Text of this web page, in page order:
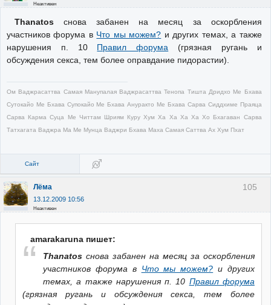
Неактивен
Thanatosснова забанен на месяц за оскорбления
участников форума в Что мы можем? и других темах, а также
нарушения п. 10 Правил форума (грязная ругань и
обсуждения секса, тем более оправдание пидорастии).
Ом Ваджрасаттва Самая Манупалая Ваджрасаттва Тенопа Тишта Дридхо Ме Бхава
Сутокайо Ме Бхава Супокайо Ме Бхава Ануракто Ме Бхава Сарва Сиддхиме Праяца
Сарва Карма Суца Ме Читтам Шриям Куру Хум Ха Ха Ха Ха Хо Бхагаван Сарва
Татхагата Ваджра Ма Ме Мунца Ваджри Бхава Маха Самая Саттва Ах Хум Пхат
Сайт
105
Лёма
13.12.2009 10:56
Неактивен
amarakaruna пишет:
Thanatos снова забанен на месяц за оскорбления
участников форума в Что мы можем? и других
темах, а также нарушения п. 10 Правил форума
(грязная ругань и обсуждения секса, тем более